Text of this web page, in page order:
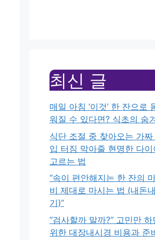
최신 글
매일 아침 ‘이것’ 한 잔으로
워질 수 있다면? 식초의 숨
식단 조절 중 찾아오는 가
입 터짐 막아줄 현명한 다이
고르는 법
“속이 편안해지는 한 잔의
비 제대로 마시는 법 (내돈
기)”
“검사할까 말까?” 고민만
위한 대장내시경 비용과 준